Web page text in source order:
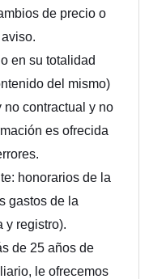
de precio o
en su totalidad
del mismo)
no contractual y no
es ofrecida
honorarios de la
gastos de la
y registro).
de 25 años de
le ofrecemos